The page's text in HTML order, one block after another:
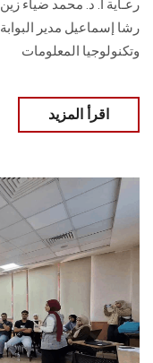
رعـاية أ. د. محمد ضياء
‏رشا إسماعيل مدير
وتكنولوجيا المعلومات
اقرأ المزيد